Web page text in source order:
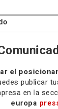
el
publicar
en la
europa